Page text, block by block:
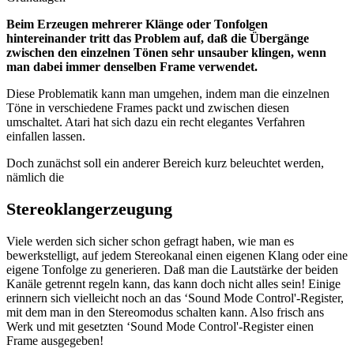
Beim Erzeugen mehrerer Klänge oder Tonfolgen
hintereinander tritt das Problem auf, daß die Übergänge
zwischen den einzelnen Tönen sehr unsauber klingen, wenn
man dabei immer denselben Frame verwendet.
Diese Problematik kann man umgehen, indem man die einzelnen
Töne in verschiedene Frames packt und zwischen diesen
umschaltet. Atari hat sich dazu ein recht elegantes Verfahren
einfallen lassen.
Doch zunächst soll ein anderer Bereich kurz beleuchtet werden,
nämlich die
Stereoklangerzeugung
Viele werden sich sicher schon gefragt haben, wie man es
bewerkstelligt, auf jedem Stereokanal einen eigenen Klang oder eine
eigene Tonfolge zu generieren. Daß man die Lautstärke der beiden
Kanäle getrennt regeln kann, das kann doch nicht alles sein! Einige
erinnern sich vielleicht noch an das ‘Sound Mode Control'-Register,
mit dem man in den Stereomodus schalten kann. Also frisch ans
Werk und mit gesetzten ‘Sound Mode Control'-Register einen
Frame ausgegeben!